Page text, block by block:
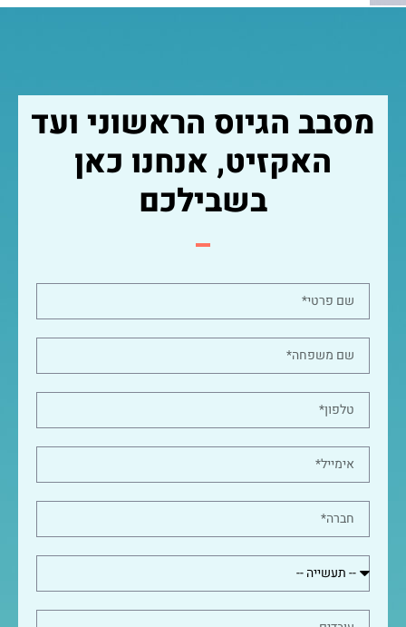
מסבב הגיוס הראשוני ועד
האקזיט, אנחנו כאן
בשבילכם